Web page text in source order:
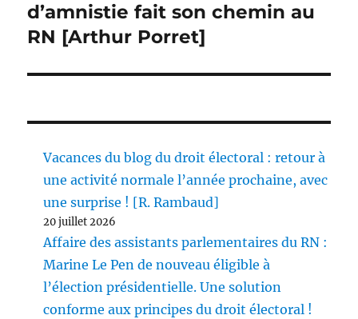
d’amnistie fait son chemin au
RN [Arthur Porret]
Vacances du blog du droit électoral : retour à
une activité normale l’année prochaine, avec
une surprise ! [R. Rambaud]
20 juillet 2026
Affaire des assistants parlementaires du RN :
Marine Le Pen de nouveau éligible à
l’élection présidentielle. Une solution
conforme aux principes du droit électoral !